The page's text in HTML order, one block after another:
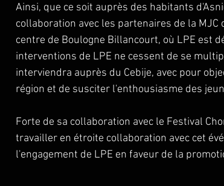
Ainsi, que ce soit auprès des habitants
collaboration avec les partenaires de la MJC
centre de Boulogne Billancourt, où LPE est
interventions de LPE ne cessent de se
interviendra auprès du Cebije, avec pour
région et de susciter l'enthousiasme des
Forte de sa collaboration avec le Festival
travailler en étroite collaboration avec cet
l'engagement de LPE en faveur de la